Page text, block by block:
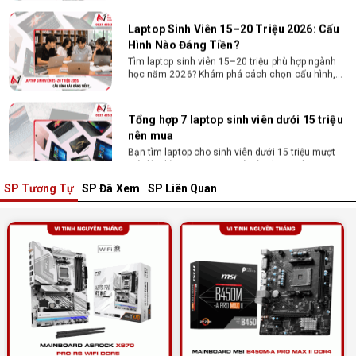
Hình Nào Đáng Tiền?
Tìm laptop sinh viên 15–20 triệu phù hợp ngành
học năm 2026? Khám phá cách chọn cấu hình,
RAM, SSD, màn hình và khả năng nâng cấp hợp lý.
nên mua
Bạn tìm laptop cho sinh viên dưới 15 triệu mượt
laptop bền, cấu hình mạnh cho sinh viên sử dụng
Dịch vụ build PC đồ họa tại Đồng Nai theo
yêu cầu, giá tốt, uy tín
Dịch vụ build PC đồ họa tại Đồng Nai theo yêu
cầu uy tín, tối ưu cấu hình xử lý 3D và dựng video
mượt mà. Đăng ký nhận tư vấn và báo giá chi tiết
10+ Mẫu laptop học sinh, sinh viên nên
mua 2026
Gợi ý 10+ mẫu laptop cho học sinh sinh viên
2026 theo ngân sách và ngành học: tiêu chí
chọn, cấu hình nên có và cách kiểm tra máy
trước khi mua.
SP Tương Tự SP Đã Xem SP Liên Quan